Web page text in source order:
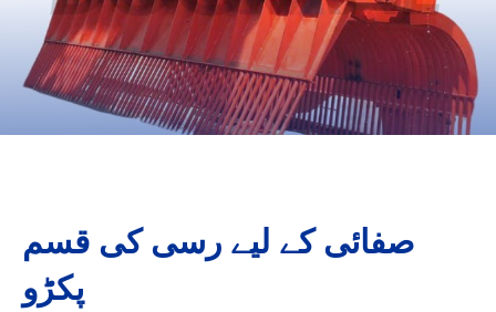
صفائی کے لیے رسی کی قسم
پکڑو